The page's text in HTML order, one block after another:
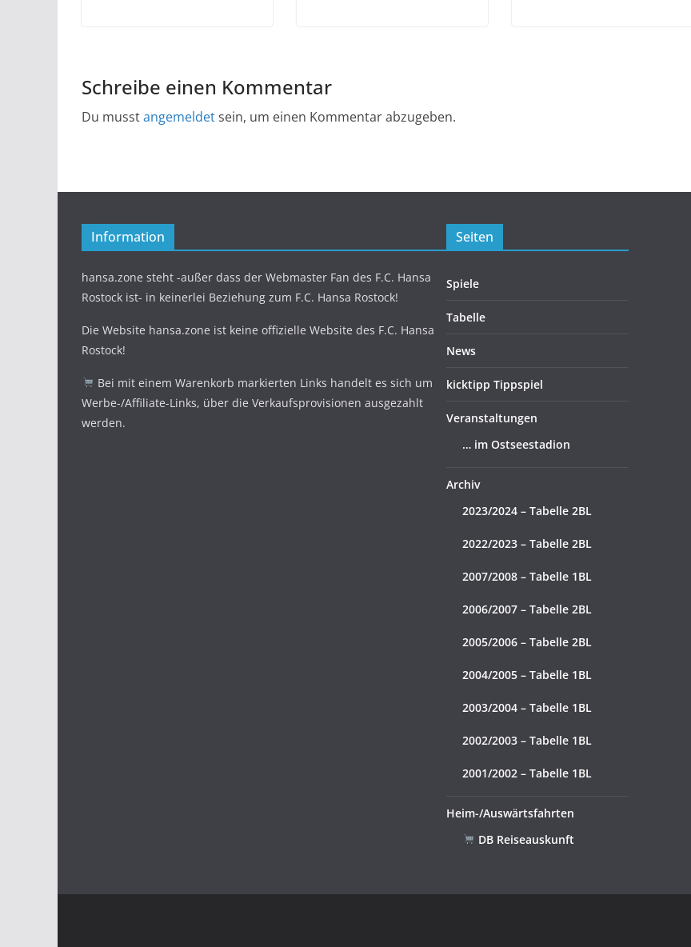
Schreibe einen Kommentar
Du musstangemeldetsein, um einen Kommentar abzugeben.
Information
hansa.zone steht -außer dass der Webmaster Fan des F.C. Hansa
Rostock ist- in keinerlei Beziehung zum F.C. Hansa Rostock!
Die Website hansa.zone ist keine offizielle Website des F.C. Hansa
Rostock!
Bei mit einem Warenkorb markierten Links handelt es sich um
Werbe-/Affiliate-Links, über die Verkaufsprovisionen ausgezahlt
werden.
Seiten
Spiele
Tabelle
News
kicktipp Tippspiel
Veranstaltungen
… im Ostseestadion
Archiv
2023/2024 – Tabelle 2BL
2022/2023 – Tabelle 2BL
2007/2008 – Tabelle 1BL
2006/2007 – Tabelle 2BL
2005/2006 – Tabelle 2BL
2004/2005 – Tabelle 1BL
2003/2004 – Tabelle 1BL
2002/2003 – Tabelle 1BL
2001/2002 – Tabelle 1BL
Heim-/Auswärtsfahrten
DB Reiseauskunft